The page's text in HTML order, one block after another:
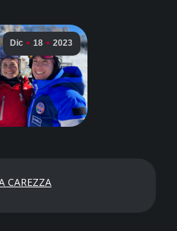
Dic 18 2023
CAREZZA